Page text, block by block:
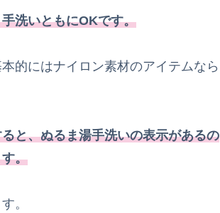
洗いともにOKです。
的にはナイロン素材のアイテムなら
と、ぬるま湯手洗いの表示があるの
。
。